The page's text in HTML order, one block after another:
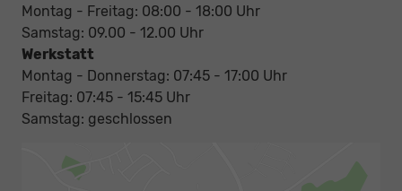
Montag - Freitag: 08:00 - 18:00 Uhr
Samstag: 09.00 - 12.00 Uhr
Werkstatt
Montag - Donnerstag: 07:45 - 17:00 Uhr
Freitag: 07:45 - 15:45 Uhr
Samstag: geschlossen